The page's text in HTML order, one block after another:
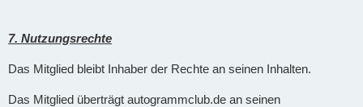
7. Nutzungsrechte
Das Mitglied bleibt Inhaber der Rechte an seinen Inhalten.
Das Mitglied überträgt autogrammclub.de an seinen